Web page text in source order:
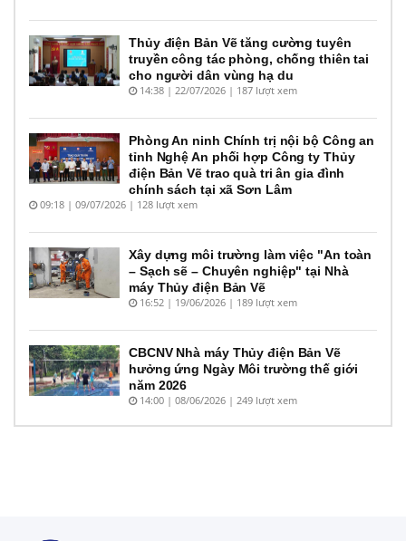
Thủy điện Bản Vẽ tăng cường tuyên
truyền công tác phòng, chống thiên tai
cho người dân vùng hạ du
14:38 | 22/07/2026 | 187 lượt xem
Phòng An ninh Chính trị nội bộ Công an
tỉnh Nghệ An phối hợp Công ty Thủy
điện Bản Vẽ trao quà tri ân gia đình
chính sách tại xã Sơn Lâm
09:18 | 09/07/2026 | 128 lượt xem
Xây dựng môi trường làm việc "An toàn
– Sạch sẽ – Chuyên nghiệp" tại Nhà
máy Thủy điện Bản Vẽ
16:52 | 19/06/2026 | 189 lượt xem
CBCNV Nhà máy Thủy điện Bản Vẽ
hưởng ứng Ngày Môi trường thế giới
năm 2026
14:00 | 08/06/2026 | 249 lượt xem